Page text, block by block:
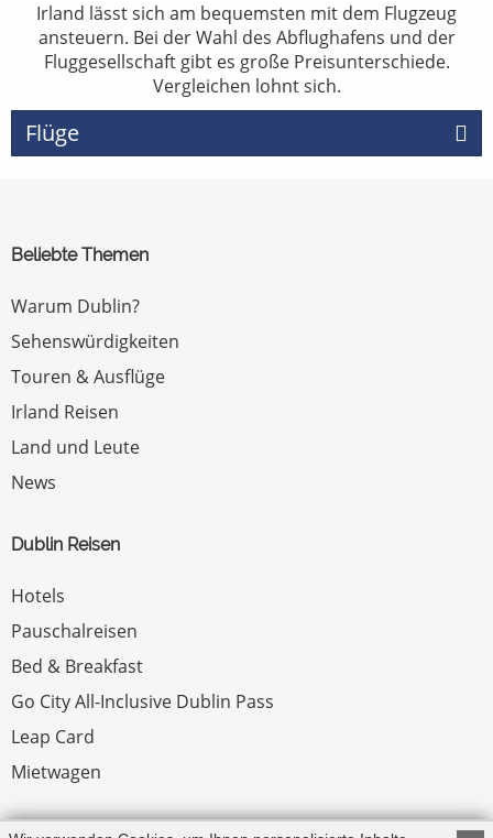
Irland lässt sich am bequemsten mit dem Flugzeug
ansteuern. Bei der Wahl des Abflughafens und der
Fluggesellschaft gibt es große Preisunterschiede.
Vergleichen lohnt sich.
Flüge
Beliebte Themen
Warum Dublin?
Sehenswürdigkeiten
Touren & Ausflüge
Irland Reisen
Land und Leute
News
Dublin Reisen
Hotels
Pauschalreisen
Bed & Breakfast
Go City All-Inclusive Dublin Pass
Leap Card
Mietwagen